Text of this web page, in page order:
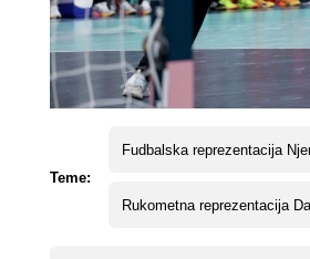
Teme:
Fudbalska reprezentacija
Rukometna reprezentacija